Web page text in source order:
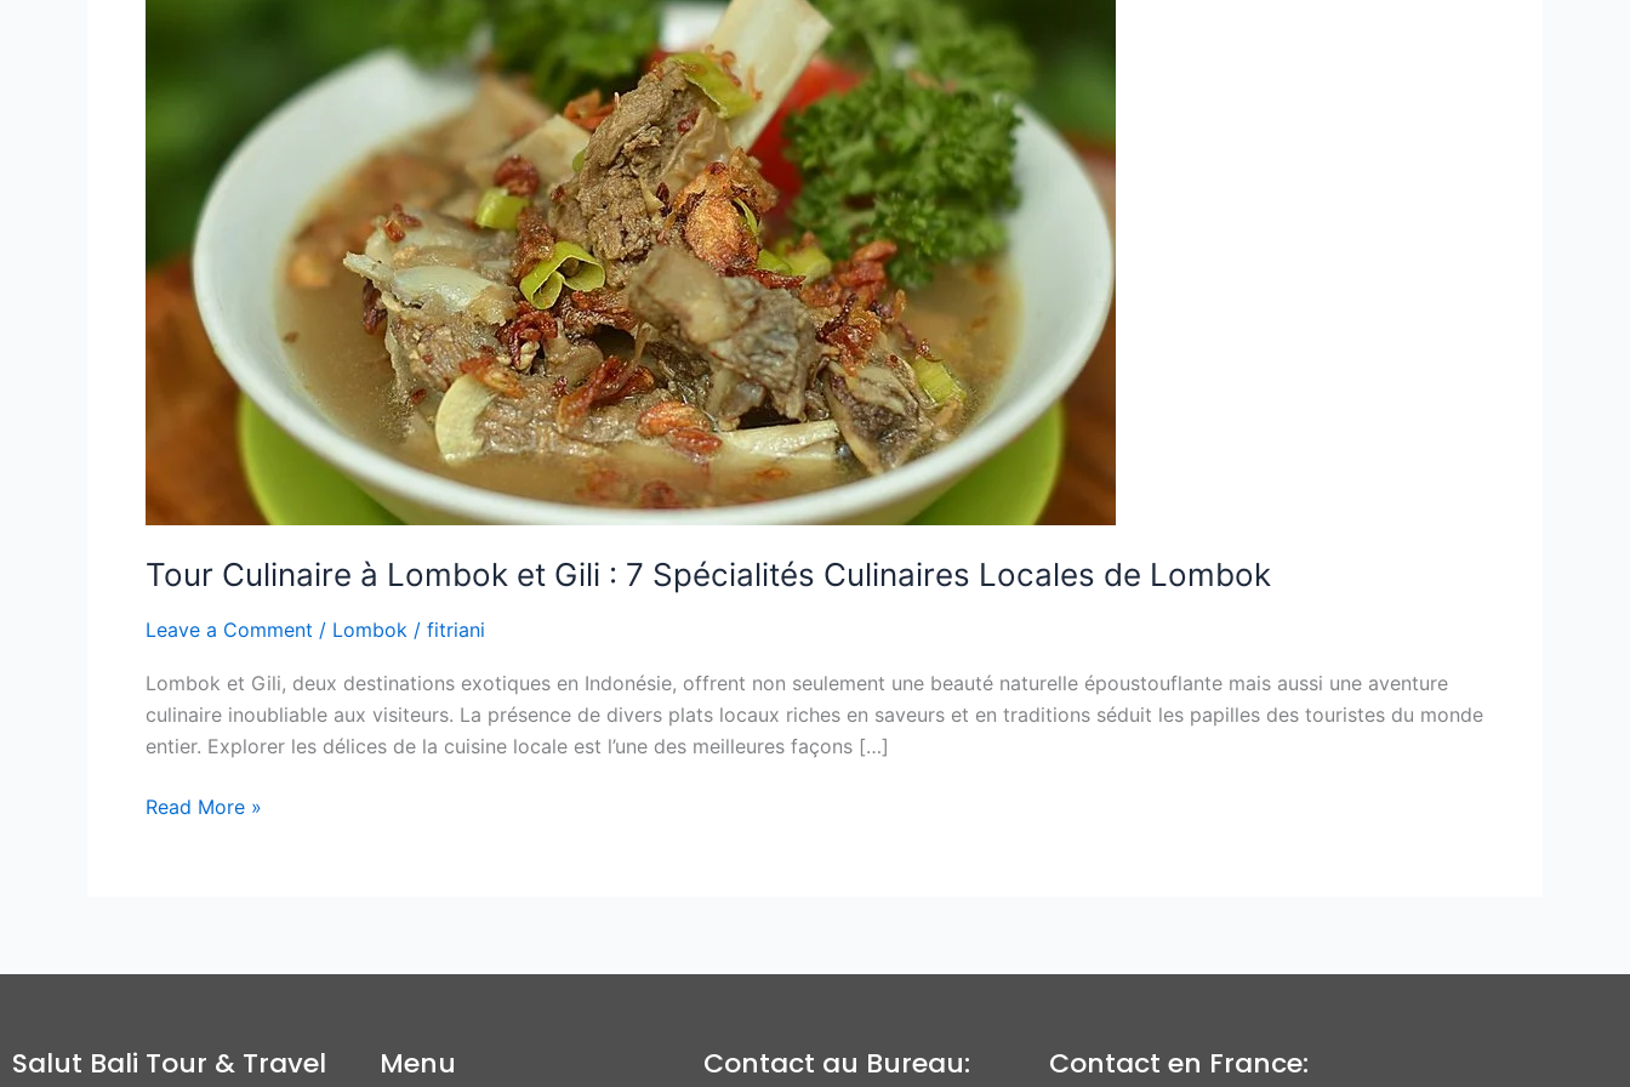
Tour Culinaire à Lombok et Gili : 7 Spécialités Culinaires Locales de Lombok
Leave a Comment / Lombok / fitriani
Lombok et Gili, deux destinations exotiques en Indonésie, offrent non seulement une beauté naturelle époustouflante mais aussi une aventure
culinaire inoubliable aux visiteurs. La présence de divers plats locaux riches en saveurs et en traditions séduit les papilles des touristes du monde
entier. Explorer les délices de la cuisine locale est l’une des meilleures façons […]
Spécialités
Culinaires
Locales
Lombok
Read More »
Salut Bali Tour & Travel Menu Contact au Bureau: Contact en France: